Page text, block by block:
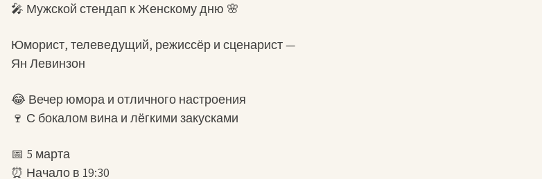
🎤 Мужской стендап к Женскому дню 🌸
Юморист, телеведущий, режиссёр и сценарист —
Ян Левинзон
😂 Вечер юмора и отличного настроения
🍷 С бокалом вина и лёгкими закусками
📅 5 марта
⏰ Начало в 19:30